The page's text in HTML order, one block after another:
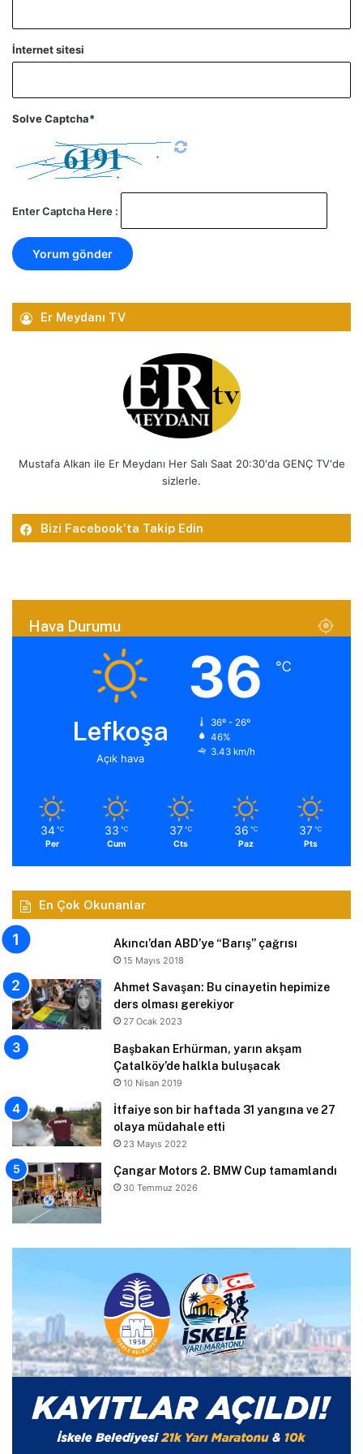
İnternet sitesi
Solve Captcha*
Enter Captcha Here :
Er Meydanı TV
Mustafa Alkan ile Er Meydanı Her Salı Saat 20:30'da GENÇ TV'de
sizlerle.
Bizi Facebook’ta Takip Edin
Hava Durumu
Lefkoşa
Açık hava
36 ℃
36º - 26º
46%
3.43 km/h
34 ℃
Per
33 ℃
Cum
37 ℃
Cts
36 ℃
Paz
37 ℃
Pts
En Çok Okunanlar
Akıncı’dan ABD’ye “Barış” çağrısı
15 Mayıs 2018
Ahmet Savaşan: Bu cinayetin hepimize
ders olması gerekiyor
27 Ocak 2023
Başbakan Erhürman, yarın akşam
Çatalköy’de halkla buluşacak
10 Nisan 2019
İtfaiye son bir haftada 31 yangına ve 27
olaya müdahale etti
23 Mayıs 2022
Çangar Motors 2. BMW Cup tamamlandı
30 Temmuz 2026